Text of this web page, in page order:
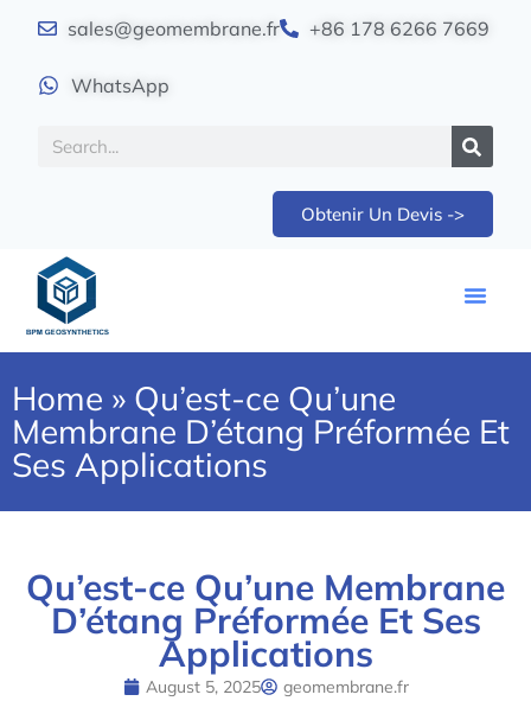
sales@geomembrane.fr +86 178 6266 7669
WhatsApp
Obtenir Un Devis ->
Home » Qu’est-ce Qu’une
Membrane D’étang Préformée Et
Ses Applications
Qu’est-ce Qu’une Membrane
D’étang Préformée Et Ses
Applications
August 5, 2025 geomembrane.fr